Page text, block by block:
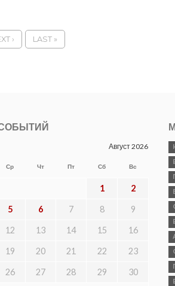
› LAST »
Август 2026
Ср Чт Пт Сб Вс
1 2
5 6 7 8 9
12 13 14 15 16
19 20 21 22 23
26 27 28 29 30